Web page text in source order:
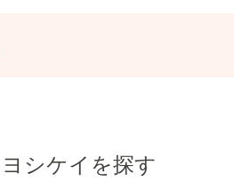
シケイを探す